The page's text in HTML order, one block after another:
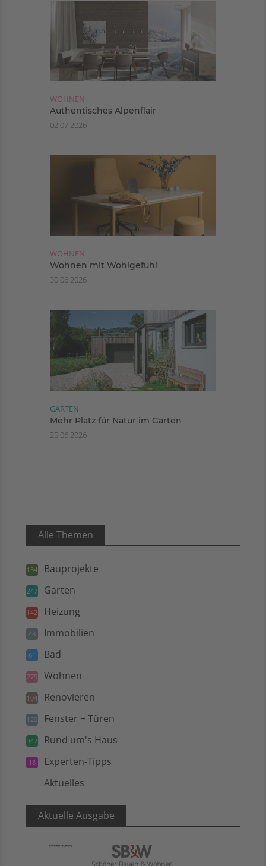
WOHNEN
Authentisches Alpenflair
02.07.2026
WOHNEN
Wohnen mit Wohlgefühl
30.06.2026
GARTEN
Mehr Platz für Natur im Garten
25.06.2026
Alle Themen
134 Bauprojekte
247 Garten
142 Heizung
48 Immobilien
61 Bad
279 Wohnen
104 Renovieren
120 Fenster + Türen
347 Rund um's Haus
18 Experten-Tipps
Aktuelles
Aktuelle Ausgabe